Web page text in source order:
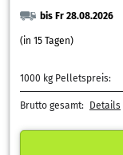
bis Fr 28.08.2026
(in 15 Tagen)
1000 kg Pelletspreis:
Brutto gesamt: Details